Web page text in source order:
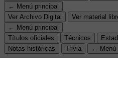
← Menú principal
Ver Archivo Digital
Ver material
← Menú principal
Títulos oficiales
Técnicos
Notas históricas
Trivia ← Menú